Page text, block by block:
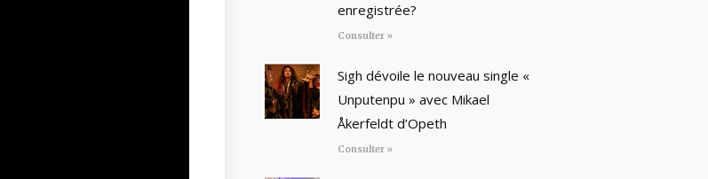
enregistrée?
Consulter »
Sigh dévoile le nouveau single «
Unputenpu » avec Mikael
Åkerfeldt d’Opeth
Consulter »